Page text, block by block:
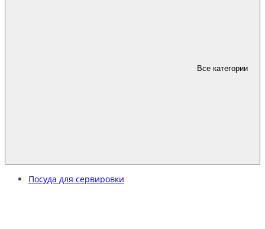
Все категории
Посуда для сервировки